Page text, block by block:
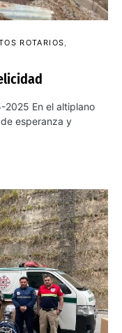
ROTARIOS
2025 En el altiplano
esperanza y